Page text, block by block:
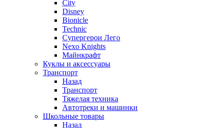
City
Disney
Bionicle
Technic
Супергерои Лего
Nexo Knights
Майнкрафт
Куклы и аксессуары
Транспорт
Назад
Транспорт
Тяжелая техника
Автотреки и машинки
Школьные товары
Назад